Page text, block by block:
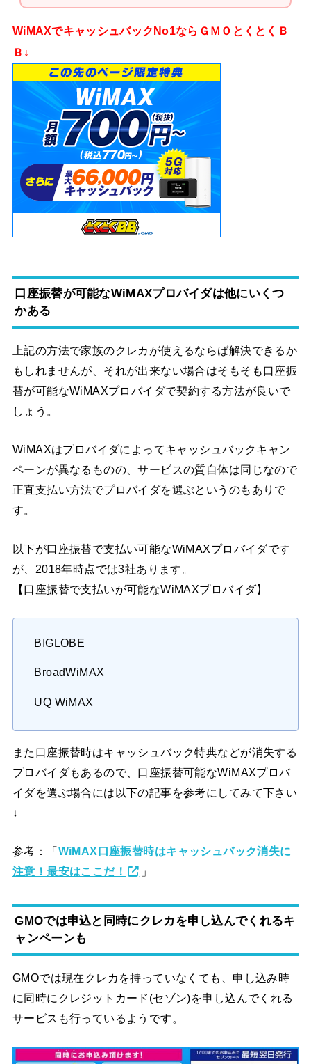
WiMAXでキャッシュバックNo1ならＧＭＯとくとくＢ
Ｂ↓
口座振替が可能なWiMAXプロバイダは他にいくつ
かある
上記の方法で家族のクレカが使えるならば解決できるか
もしれませんが、それが出来ない場合はそもそも口座振
替が可能なWiMAXプロバイダで契約する方法が良いで
しょう。
WiMAXはプロバイダによってキャッシュバックキャン
ペーンが異なるものの、サービスの質自体は同じなので
正直支払い方法でプロバイダを選ぶというのもありで
す。
以下が口座振替で支払い可能なWiMAXプロバイダです
が、2018年時点では3社あります。
【口座振替で支払いが可能なWiMAXプロバイダ】
BIGLOBE
BroadWiMAX
UQ WiMAX
また口座振替時はキャッシュバック特典などが消失する
プロバイダもあるので、口座振替可能なWiMAXプロバ
イダを選ぶ場合には以下の記事を参考にしてみて下さい
↓
参考：「 WiMAX口座振替時はキャッシュバック消失に
注意！最安はここだ！
」
GMOでは申込と同時にクレカを申し込んでくれるキ
ャンペーンも
GMOでは現在クレカを持っていなくても、申し込み時
に同時にクレジットカード(セゾン)を申し込んでくれる
サービスも行っているようです。